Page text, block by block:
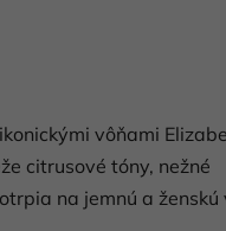
vôňami
citrusové tóny, nežné
na jemnú a ženskú